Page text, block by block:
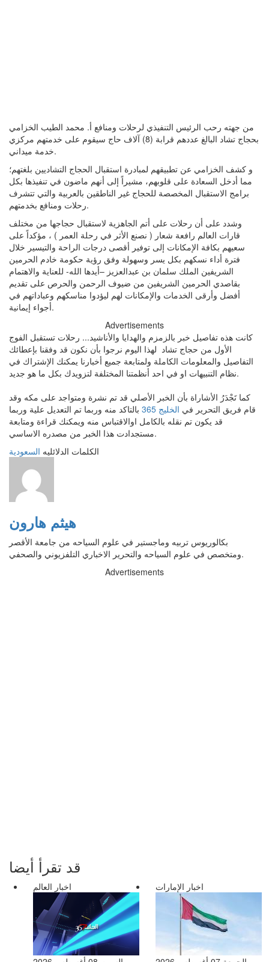
من جهته رحب الرئيس التنفيذي لرحلات ومنافع أ. محمد الطيب الخزامي
بحجاج تشاد البالغ عددهم قرابة (8) آلاف حاج سيقوم على خدمتهم مركزي
خدمة ميداني.
و كشف الخزامي عن تطبيقهم لمبادرة استقبال الحجاج التشاديين بلغتهم؛
مما أدخل السعادة على قلوبهم، مشيراً إلى أنهم ماضون في تنفيذها بكل
برامج الاستقبال المخصصة للحجاج غير الناطقين بالعربية والتي تتشرف
رحلات ومنافع بخدمتهم.
وشدد على أن رحلات على أتم الجاهزية لاستقبال حجاجها من مختلف
قارات العالم رافعة شعار ( نصنع الأثر في رحلة العمر ) ، مؤكداً على
سعيهم بكافة الإمكانات إلى توفير أقصى درجات الراحة والتيسير خلال
فترة أداء نسكهم بكل يسر وسهولة وفق رؤية حكومة خادم الحرمين
الشريفين الملك سلمان بن عبدالعزيز –أيدها الله- للعناية والاهتمام
بقاصدي الحرمين الشريفين من ضيوف الرحمن والحرص على تقديم
أفضل وأرقى الخدمات والإمكانات لهم ليؤدوا مناسكهم وعباداتهم في
أجواء إيمانية.
Advertisements
كانت هذه تفاصيل خبر بالزمزم والهدايا والأناشيد... رحلات تستقبل الفوج
الأول من حجاج تشاد لهذا اليوم نرجوا بأن نكون قد وفقنا بإعطائك
التفاصيل والمعلومات الكاملة ولمتابعة جميع أخبارنا يمكنك الإشتراك في
نظام التنبيهات او في احد أنظمتنا المختلفة لتزويدك بكل ما هو جديد.
كما تَجْدَرُ الأشاراة بأن الخبر الأصلي قد تم نشرة ومتواجد على مكه وقد
قام فريق التحرير في الخليج 365
بالتاكد منه وربما تم التعديل علية وربما
قد يكون تم نقله بالكامل اوالاقتباس منه ويمكنك قراءة ومتابعة
مستجدادت هذا الخبر من مصدره الاساسي.
الكلمات الدلائليه السعودية
هيثم هارون
بكالوريوس تربيه وماجستير في علوم السياحه من جامعة الأقصر
ومتخصص في علوم السياحه والتحرير الاخباري التلفزيوني والصحفي.
Advertisements
قد تقرأ أيضا
اخبار العالم اخبار الإمارات